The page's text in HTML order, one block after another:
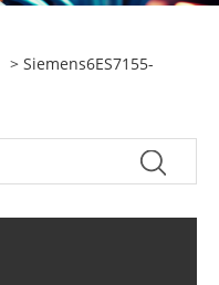
> Siemens6ES7155-